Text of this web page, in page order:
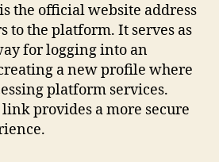
the official website address
to the platform. It serves as
for logging into an
a new profile where
platform services.
provides a more secure